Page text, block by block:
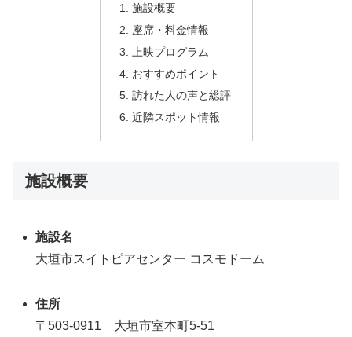
施設概要
座席・料金情報
上映プログラム
おすすめポイント
訪れた人の声と総評
近隣スポット情報
施設概要
施設名
大垣市スイトピアセンター コスモドーム
住所
〒503-0911 大垣市室本町5-51